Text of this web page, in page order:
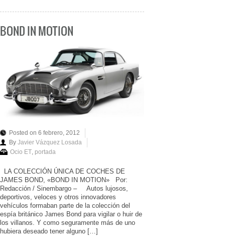
BOND IN MOTION
Posted on 6 febrero, 2012
By Javier Vázquez Losada
Ocio ET, portada
LA COLECCIÓN ÚNICA DE COCHES DE
JAMES BOND, «BOND IN MOTION» Por:
Redacción / Sinembargo – Autos lujosos,
deportivos, veloces y otros innovadores
vehículos formaban parte de la colección del
espía británico James Bond para vigilar o huir de
los villanos. Y como seguramente más de uno
hubiera deseado tener alguno […]